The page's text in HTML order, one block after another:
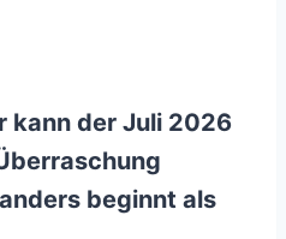
kann der Juli 2026
beginnt als